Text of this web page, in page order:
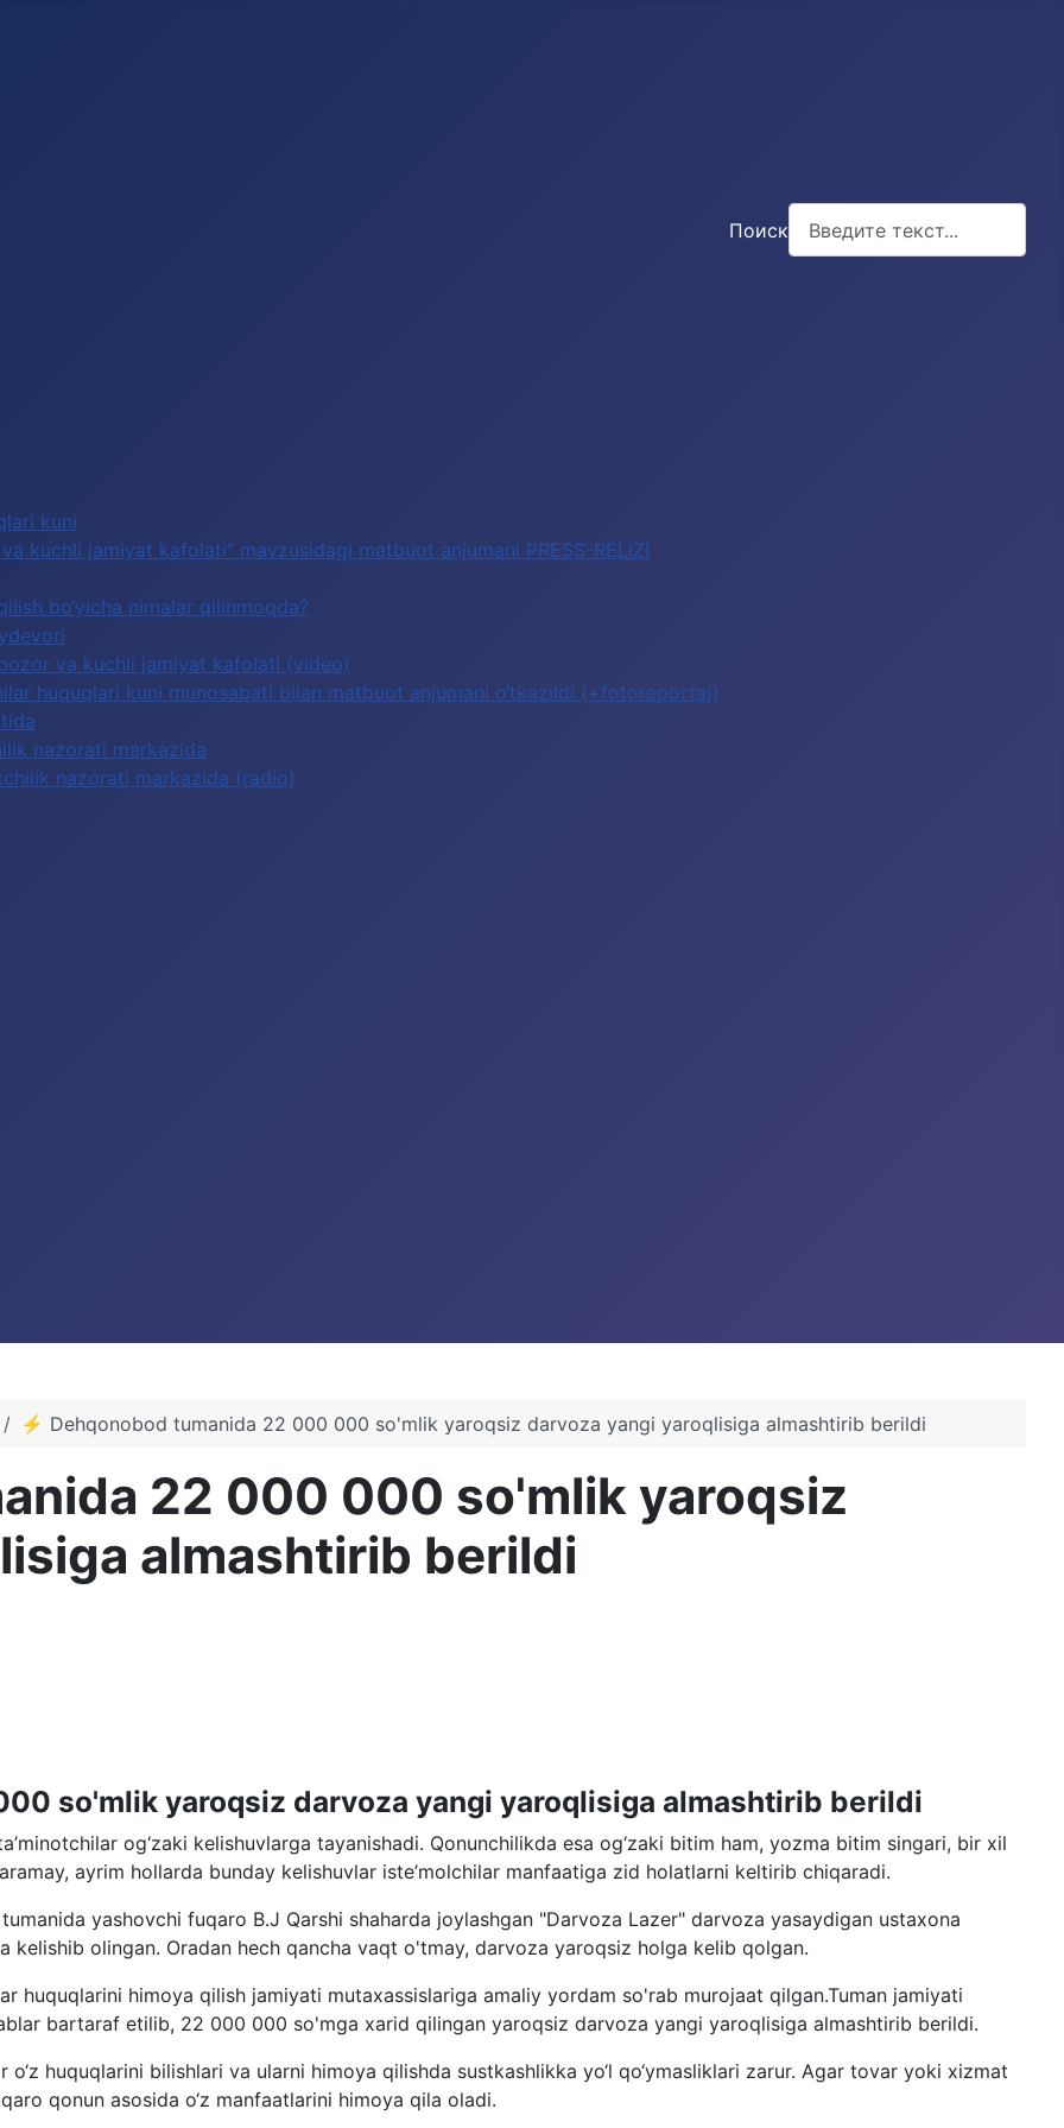
kuni
kuchli jamiyat kafolati” mavzusidagi matbuot anjumani PRESS-RELIZI
bo‘yicha nimalar qilinmoqda?
va kuchli jamiyat kafolati (video)
huquqlari kuni munosabati bilan matbuot anjumani o‘tkazildi (+fotoreportaj)
nazorati markazida
nazorati markazida (radio)
Поиск
⚡️ Dehqonobod tumanida 22 000 000 so'mlik yaroqsiz darvoza yangi yaroqlisiga almashtirib berildi
22 000 000 so'mlik yaroqsiz
almashtirib berildi
so'mlik yaroqsiz darvoza yangi yaroqlisiga almashtirib berildi
og‘zaki kelishuvlarga tayanishadi. Qonunchilikda esa og‘zaki bitim ham, yozma bitim singari, bir xil
ayrim hollarda bunday kelishuvlar iste’molchilar manfaatiga zid holatlarni keltirib chiqaradi.
yashovchi fuqaro B.J Qarshi shaharda joylashgan "Darvoza Lazer" darvoza yasaydigan ustaxona
olingan. Oradan hech qancha vaqt o'tmay, darvoza yaroqsiz holga kelib qolgan.
huquqlarini himoya qilish jamiyati mutaxassislariga amaliy yordam so'rab murojaat qilgan.Tuman jamiyati
bartaraf etilib, 22 000 000 so'mga xarid qilingan yaroqsiz darvoza yangi yaroqlisiga almashtirib berildi.
huquqlarini bilishlari va ularni himoya qilishda sustkashlikka yo‘l qo‘ymasliklari zarur. Agar tovar yoki xizmat
qonun asosida o‘z manfaatlarini himoya qila oladi.